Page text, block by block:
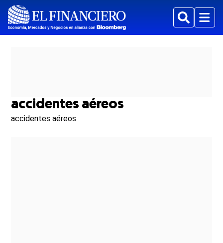
BuscarMenu
accidentes aéreos
accidentes aéreos